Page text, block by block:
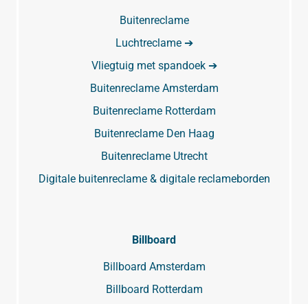
Buitenreclame
Luchtreclame ➔
Vliegtuig met spandoek ➔
Buitenreclame Amsterdam
Buitenreclame Rotterdam
Buitenreclame Den Haag
Buitenreclame Utrecht
Digitale buitenreclame & digitale reclameborden
Billboard
Billboard Amsterdam
Billboard Rotterdam